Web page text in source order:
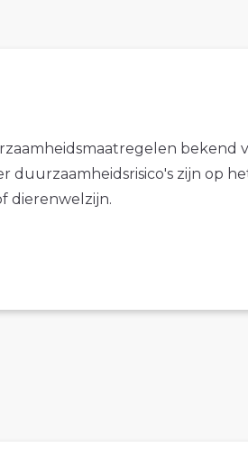
bekend
duurzaamheidsrisico's zijn op
dierenwelzijn.